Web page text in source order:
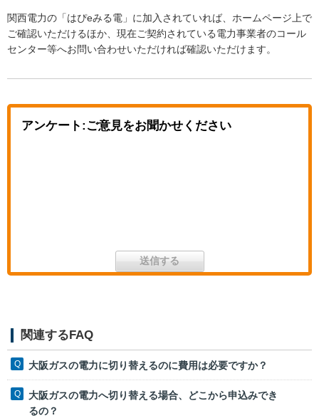
関西電力の「はぴeみる電」に加入されていれば、ホームページ上で
ご確認いただけるほか、現在ご契約されている電力事業者のコール
センター等へお問い合わせいただければ確認いただけます。
アンケート:ご意見をお聞かせください
関連するFAQ
大阪ガスの電力に切り替えるのに費用は必要ですか？
大阪ガスの電力へ切り替える場合、どこから申込みでき
るの？